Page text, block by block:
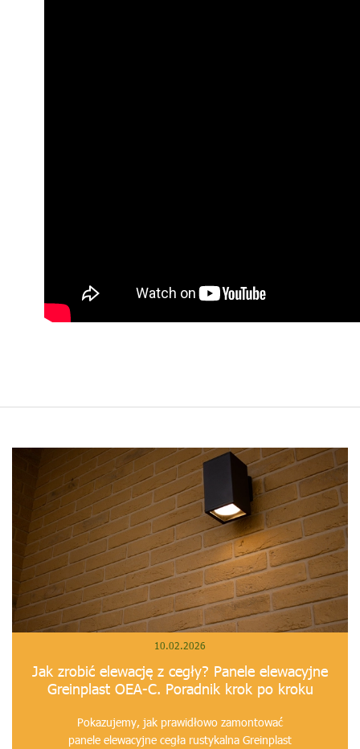
10.02.2026
Jak zrobić elewację z cegły? Panele elewacyjne
Greinplast OEA-C. Poradnik krok po kroku
Pokazujemy, jak prawidłowo zamontować
panele elewacyjne cegła rustykalna Greinplast